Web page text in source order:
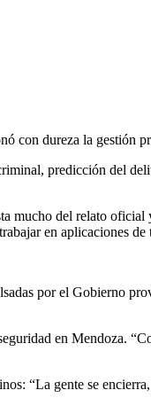
con dureza la gestión
predicción del
mucho del relato
en aplicaciones
por el Gobierno
en Mendoza.
“La gente se